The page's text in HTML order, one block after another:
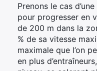
Prenons le cas
pour progresser en
de 200 m dans la
% de sa vitesse
maximale que l’on
en plus